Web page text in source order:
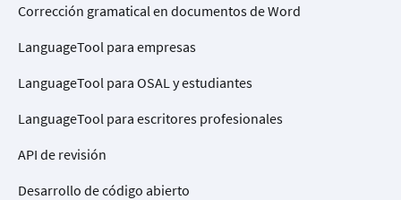
Corrección gramatical en documentos de Word
LanguageTool para empresas
LanguageTool para OSAL y estudiantes
LanguageTool para escritores profesionales
API de revisión
Desarrollo de código abierto